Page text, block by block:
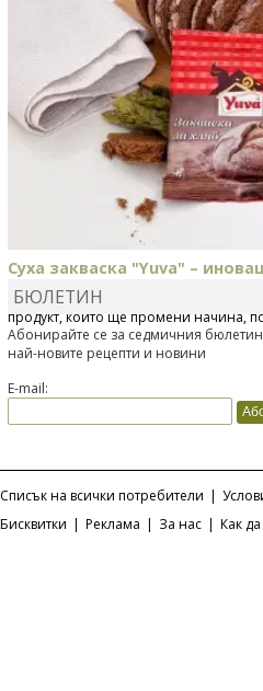
Суха закваска "Yuva" –
Отскоро Лесафр България стартира
продукт, който ще промени начина,
БЮЛЕТИН
Абонирайте се за седмичния
най-новите рецепти и новини
E-mail:
Списък на всички потребители |
Бисквитки | Реклама | За нас | Как